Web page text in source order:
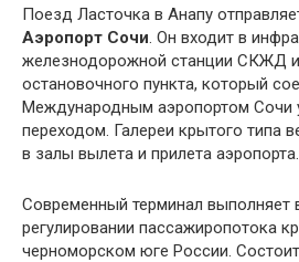
Поезд Ласточка в Анапу
Аэропорт Сочи. Он входит в
железнодорожной станции СКЖД и
остановочного пункта, который
Международным аэропортом
переходом. Галереи крытого типа
в залы вылета и прилета аэропорта.
Современный терминал выполняет
регулировании пассажиропотока
черноморском юге России.